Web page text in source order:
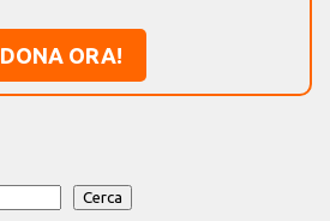
DONA ORA!
Cerca